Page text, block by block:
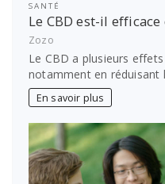
SANTÉ
Le CBD est-il
Zozo
Le CBD a plusieurs
notamment en réduisant
En savoir plus